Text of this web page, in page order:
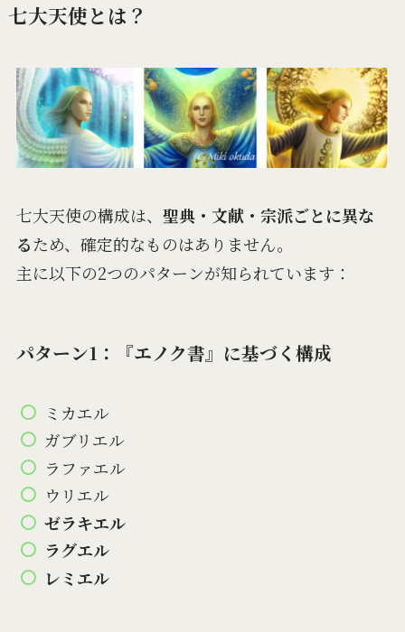
七大天使とは？
七大天使の構成は、 聖典・文献・宗派ごとに異な
るため、確定的なものはありません。
主に以下の2つのパターンが知られています：
パターン1：『エノク書』に基づく構成
ミカエル
ガブリエル
ラファエル
ウリエル
ゼラキエル
ラグエル
レミエル